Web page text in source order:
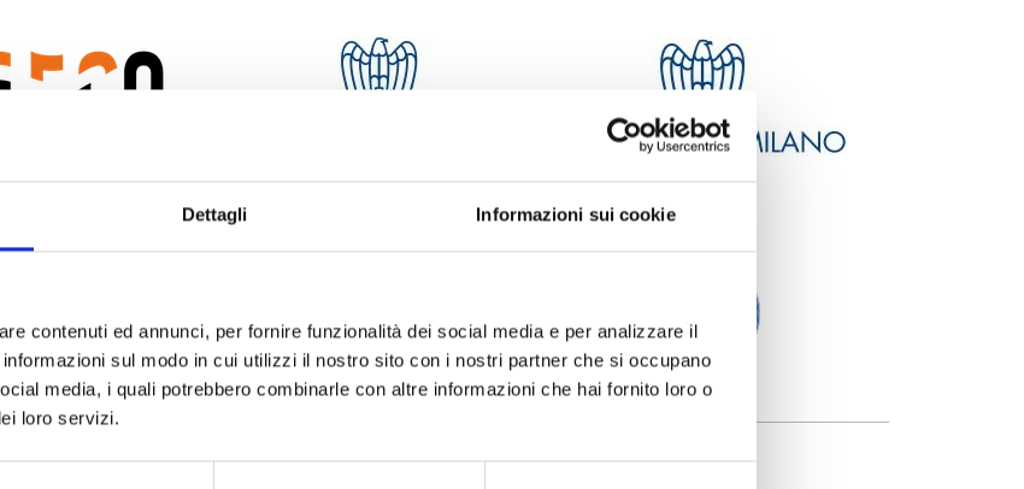
Dettagli Informazioni sui cookie
contenuti ed annunci, per fornire funzionalità dei social media e per analizzare il
sul modo in cui utilizzi il nostro sito con i nostri partner che si occupano
media, i quali potrebbero combinarle con altre informazioni che hai fornito loro o
loro servizi.